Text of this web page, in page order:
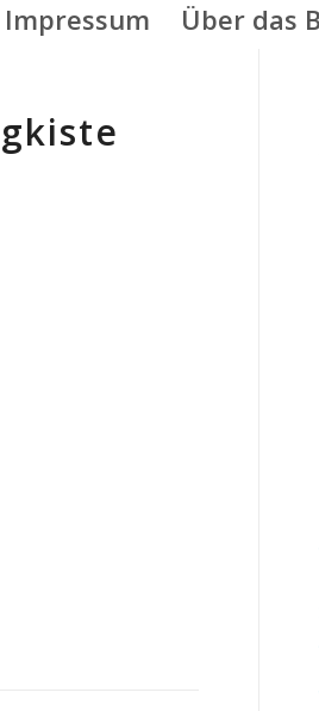
Impressum Über das